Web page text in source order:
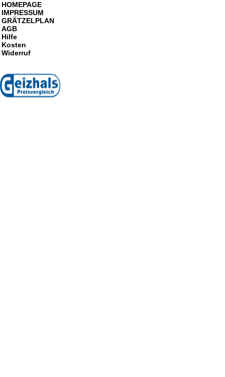
HOMEPAGE
IMPRESSUM
GRÄTZELPLAN
AGB
Hilfe
Kosten
Widerruf